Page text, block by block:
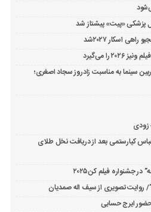
اسکار ۲۰۲۷شد
را می‌گیرد
سینما به مناسبت زادروز سجاد اصغری؛
زودی
کیارستمی بعد از دریافت نخل طلای
جشنواره فیلم کن ۲۰۲۵
روایت تصویری از سیف اله صمدیان